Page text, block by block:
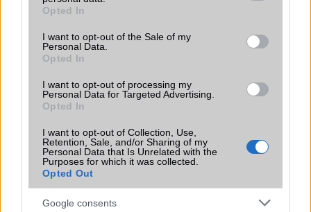
grant or deny consent to Google and its third-party tags to
use your data for below specified purposes in below Google
consent section.
Opted In
I want to opt-out of the Sale of my
Personal Data.
Opted In
I want to opt-out of processing my
Personal Data for Targeted Advertising.
Opted In
I want to opt-out of Collection, Use,
Retention, Sale, and/or Sharing of my
Personal Data that Is Unrelated with the
Purposes for which it was collected.
Opted Out
Google consents
Motorola
Samsung
Xiaomi
ZTE